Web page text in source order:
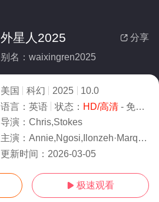
 分享
外星人2025
别名：waixingren2025
美国 科幻 2025
10.0
语言： 英语 状态： HD/高清- 免费在线观看
导演： Chris,Stokes
主演： Annie,Ngosi,Ilonzeh·Marques,Houston·Erica,Mena·Drew,Si
更新时间： 2026-03-05
 极速观看